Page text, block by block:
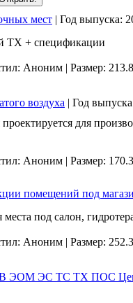
мест | Год выпуска:
ТХ + спецификации
Аноним | Размер:
воздуха | Год
для
Аноним | Размер:
помещений под
под салон,
Аноним | Размер:
ЭС ТС ТХ ПОС Центр